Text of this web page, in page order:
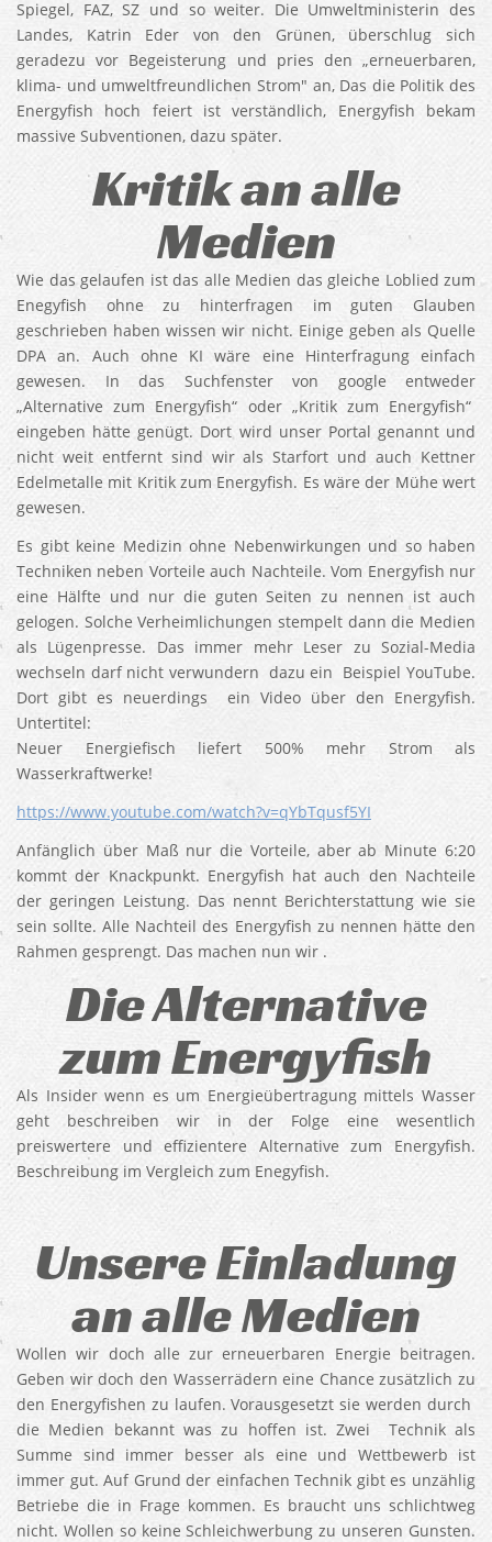
Spiegel, FAZ, SZ und so weiter. Die Umweltministerin des
Landes, Katrin Eder von den Grünen, überschlug sich
geradezu vor Begeisterung und pries den „erneuerbaren,
klima- und umweltfreundlichen Strom" an, Das die Politik des
Energyfish hoch feiert ist verständlich, Energyfish bekam
massive Subventionen, dazu später.
Kritik an alle
Medien
Wie das gelaufen ist das alle Medien das gleiche Loblied zum
Enegyfish ohne zu hinterfragen im guten Glauben
geschrieben haben wissen wir nicht. Einige geben als Quelle
DPA an. Auch ohne KI wäre eine Hinterfragung einfach
gewesen. In das Suchfenster von google entweder
„Alternative zum Energyfish“ oder „Kritik zum Energyfish“
eingeben hätte genügt. Dort wird unser Portal genannt und
nicht weit entfernt sind wir als Starfort und auch Kettner
Edelmetalle mit Kritik zum Energyfish. Es wäre der Mühe wert
gewesen.
Es gibt keine Medizin ohne Nebenwirkungen und so haben
Techniken neben Vorteile auch Nachteile. Vom Energyfish nur
eine Hälfte und nur die guten Seiten zu nennen ist auch
gelogen. Solche Verheimlichungen stempelt dann die Medien
als Lügenpresse. Das immer mehr Leser zu Sozial-Media
wechseln darf nicht verwundern dazu ein Beispiel YouTube.
Dort gibt es neuerdings ein Video über den Energyfish.
Untertitel:
Neuer Energiefisch liefert 500% mehr Strom als
Wasserkraftwerke!
https://www.youtube.com/watch?v=qYbTqusf5YI
Anfänglich über Maß nur die Vorteile, aber ab Minute 6:20
kommt der Knackpunkt. Energyfish hat auch den Nachteile
der geringen Leistung. Das nennt Berichterstattung wie sie
sein sollte. Alle Nachteil des Energyfish zu nennen hätte den
Rahmen gesprengt. Das machen nun wir .
Die Alternative
zum Energyfish
Als Insider wenn es um Energieübertragung mittels Wasser
geht beschreiben wir in der Folge eine wesentlich
preiswertere und effizientere Alternative zum Energyfish.
Beschreibung im Vergleich zum Enegyfish.
Unsere Einladung
an alle Medien
Wollen wir doch alle zur erneuerbaren Energie beitragen.
Geben wir doch den Wasserrädern eine Chance zusätzlich zu
den Energyfishen zu laufen. Vorausgesetzt sie werden durch
die Medien bekannt was zu hoffen ist. Zwei Technik als
Summe sind immer besser als eine und Wettbewerb ist
immer gut. Auf Grund der einfachen Technik gibt es unzählig
Betriebe die in Frage kommen. Es braucht uns schlichtweg
nicht. Wollen so keine Schleichwerbung zu unseren Gunsten.